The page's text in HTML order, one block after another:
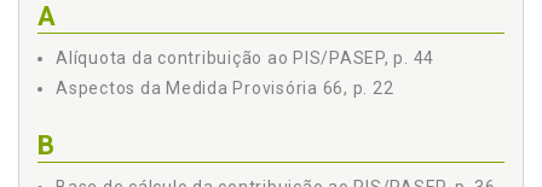
conta e ordem de terceiros, p. 84
1 Transporte internacional, p. 86
2 Entidades fechadas de previdência complementar, p.
109
A
Alíquota da contribuição ao PIS/PASEP, p. 44
Aspectos da Medida Provisória 66, p. 22
B